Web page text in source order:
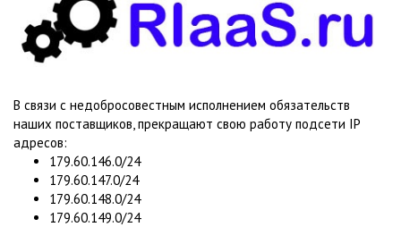
В связи с недобросовестным исполнением обязательств
наших поставщиков, прекращают свою работу подсети IP
адресов:
179.60.146.0/24
179.60.147.0/24
179.60.148.0/24
179.60.149.0/24